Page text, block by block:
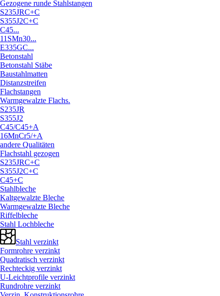
Gezogene runde Stahlstangen
S235JRC+C
S355J2C+C
C45...
11SMn30...
E335GC...
Betonstahl
Betonstahl Stäbe
Baustahlmatten
Distanzstreifen
Flachstangen
Warmgewalzte Flachs.
S235JR
S355J2
C45/C45+A
16MnCr5/+A
andere Qualitäten
Flachstahl gezogen
S235JRC+C
S355J2C+C
C45+C
Stahlbleche
Kaltgewalzte Bleche
Warmgewalzte Bleche
Riffelbleche
Stahl Lochbleche
Stahl verzinkt
Formrohre verzinkt
Quadratisch verzinkt
Rechteckig verzinkt
U-Leichtprofile verzinkt
Rundrohre verzinkt